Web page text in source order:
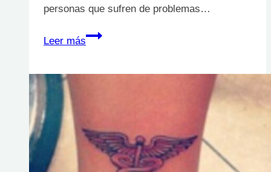
personas que sufren de problemas…
Leer más
Llega
sabañones
de